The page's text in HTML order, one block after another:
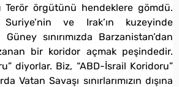
örgütünü hendeklere gömdü.
ve Irak’ın kuzeyinde
sınırımızda Barzanistan’dan
bir koridor açmak peşindedir.
diyorlar. Biz, “ABD-İsrail Koridoru”
Vatan Savaşı sınırlarımızın dışına